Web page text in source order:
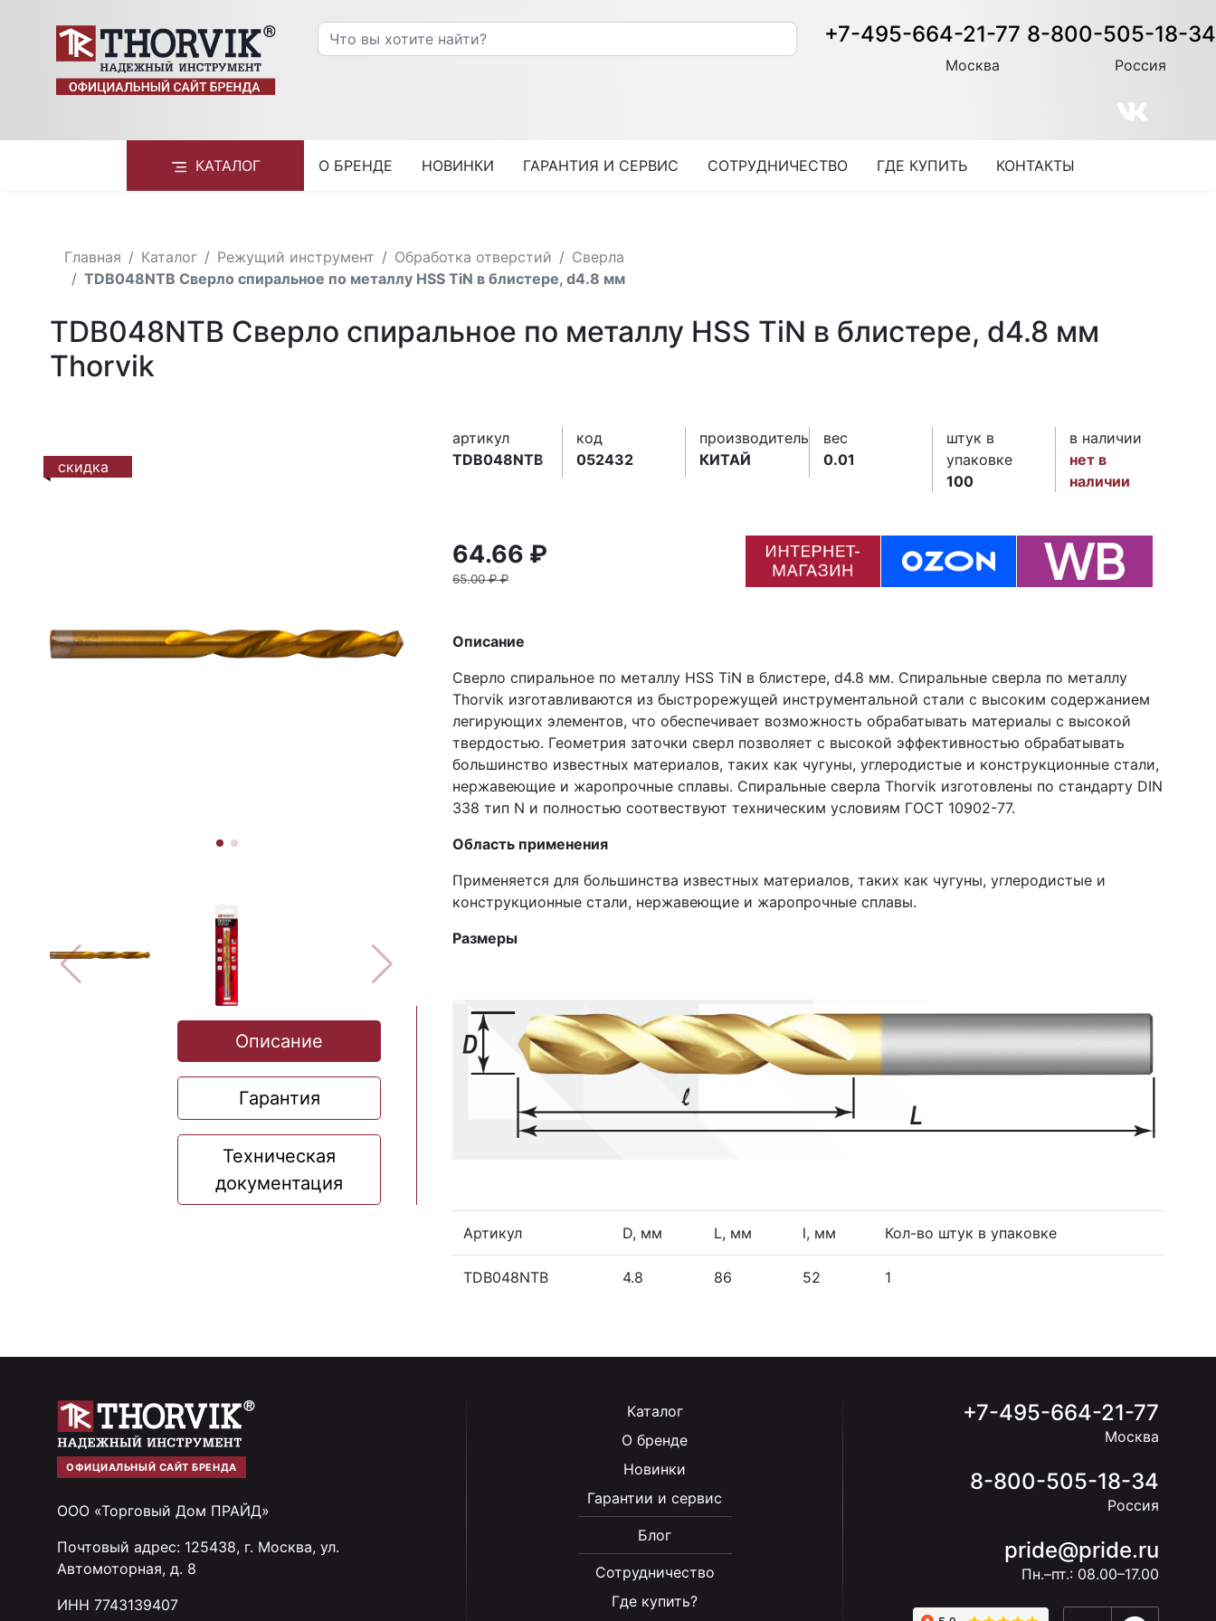
+7-495-664-21-77
Москва
8-800-505-18-34
Россия
КАТАЛОГ О БРЕНДЕ НОВИНКИ ГАРАНТИЯ И СЕРВИС СОТРУДНИЧЕСТВО ГДЕ КУПИТЬ КОНТАКТЫ
Главная Каталог Режущий инструмент Обработка отверстий
Сверла
TDB048NTB Сверло спиральное по металлу HSS TiN в блистере, d4.8 мм
TDB048NTB Сверло спиральное по металлу HSS TiN в блистере, d4.8 мм
Thorvik
скидка
Описание
Гарантия
Техническая
документация
артикул
TDB048NTB
код
052432
производитель
КИТАЙ
вес
0.01
штук в
упаковке
100
в наличии
нет в
наличии
64.66 ₽
65.00 ₽ ₽
Описание
Сверло спиральное по металлу HSS TiN в блистере, d4.8 мм. Спиральные сверла по металлу
Thorvik изготавливаются из быстрорежущей инструментальной стали с высоким содержанием
легирующих элементов, что обеспечивает возможность обрабатывать материалы с высокой
твердостью. Геометрия заточки сверл позволяет с высокой эффективностью обрабатывать
большинство известных материалов, таких как чугуны, углеродистые и конструкционные стали,
нержавеющие и жаропрочные сплавы. Спиральные сверла Thorvik изготовлены по стандарту DIN
338 тип N и полностью соотвествуют техническим условиям ГОСТ 10902-77.
Область применения
Применяется для большинства известных материалов, таких как чугуны, углеродистые и
конструкционные стали, нержавеющие и жаропрочные сплавы.
Размеры
Артикул D, мм L, мм l, мм Кол-во штук в упаковке
TDB048NTB 4.8 86 52 1
ОФИЦИАЛЬНЫЙ САЙТ БРЕНДА
ООО «Торговый Дом ПРАЙД»
Почтовый адрес: 125438, г. Москва, ул.
Автомоторная, д. 8
ИНН 7743139407
Каталог
О бренде
Новинки
Гарантии и сервис
Блог
Сотрудничество
Где купить?
+7-495-664-21-77
Москва
8-800-505-18-34
Россия
pride@pride.ru
Пн.–пт.: 08.00–17.00